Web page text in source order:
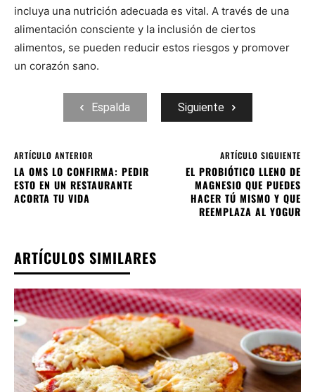
incluya una nutrición adecuada es vital. A través de una
alimentación consciente y la inclusión de ciertos
alimentos, se pueden reducir estos riesgos y promover
un corazón sano.
Espalda Siguiente
ARTÍCULO ANTERIOR
LA OMS LO CONFIRMA: PEDIR
ESTO EN UN RESTAURANTE
ACORTA TU VIDA
ARTÍCULO SIGUIENTE
EL PROBIÓTICO LLENO DE
MAGNESIO QUE PUEDES
HACER TÚ MISMO Y QUE
REEMPLAZA AL YOGUR
ARTÍCULOS SIMILARES